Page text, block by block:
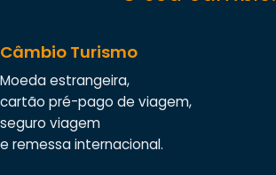
Câmbio Turismo
Moeda estrangeira,
cartão pré-pago de viagem,
seguro viagem
e remessa internacional.